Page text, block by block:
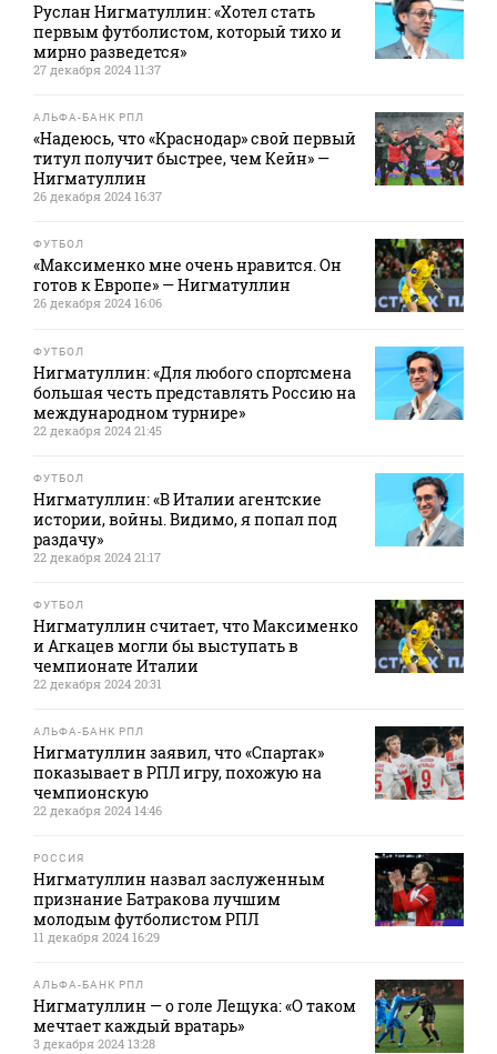
Руслан Нигматуллин: «Хотел стать
первым футболистом, который тихо и
мирно разведется»
27 декабря 2024 11:37
АЛЬФА-БАНК РПЛ
«Надеюсь, что «Краснодар» свой первый
титул получит быстрее, чем Кейн» —
Нигматуллин
26 декабря 2024 16:37
ФУТБОЛ
«Максименко мне очень нравится. Он
готов к Европе» — Нигматуллин
26 декабря 2024 16:06
ФУТБОЛ
Нигматуллин: «Для любого спортсмена
большая честь представлять Россию на
международном турнире»
22 декабря 2024 21:45
ФУТБОЛ
Нигматуллин: «В Италии агентские
истории, войны. Видимо, я попал под
раздачу»
22 декабря 2024 21:17
ФУТБОЛ
Нигматуллин считает, что Максименко
и Агкацев могли бы выступать в
чемпионате Италии
22 декабря 2024 20:31
АЛЬФА-БАНК РПЛ
Нигматуллин заявил, что «Спартак»
показывает в РПЛ игру, похожую на
чемпионскую
22 декабря 2024 14:46
РОССИЯ
Нигматуллин назвал заслуженным
признание Батракова лучшим
молодым футболистом РПЛ
11 декабря 2024 16:29
АЛЬФА-БАНК РПЛ
Нигматуллин — о голе Лещука: «О таком
мечтает каждый вратарь»
3 декабря 2024 13:28